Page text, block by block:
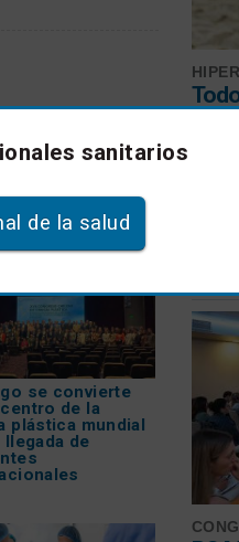
a las
los
se convierte
de la
plástica mundial
llegada de
sanitarios
de la salud